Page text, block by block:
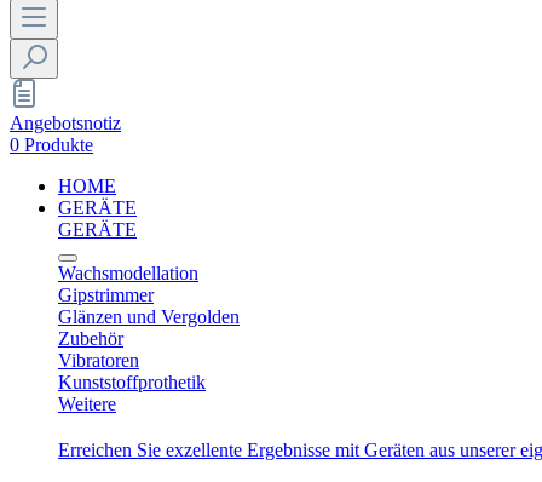
Angebotsnotiz
0 Produkte
HOME
GERÄTE
GERÄTE
Wachsmodellation
Gipstrimmer
Glänzen und Vergolden
Zubehör
Vibratoren
Kunststoffprothetik
Weitere
Erreichen Sie exzellente Ergebnisse mit Geräten aus unserer